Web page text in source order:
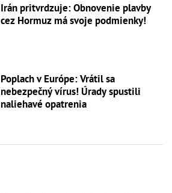
Irán pritvrdzuje: Obnovenie plavby
cez Hormuz má svoje podmienky!
Poplach v Európe: Vrátil sa
nebezpečný vírus! Úrady spustili
naliehavé opatrenia